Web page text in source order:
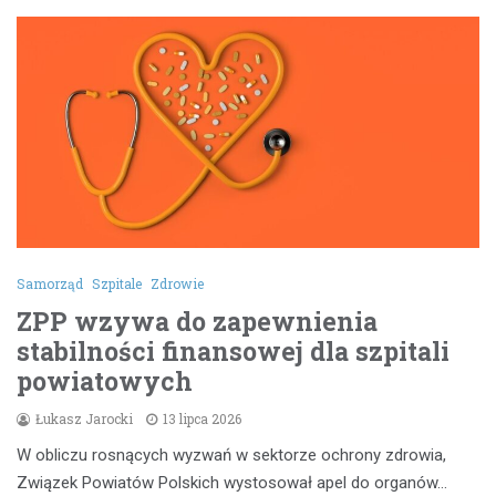
Samorząd Szpitale Zdrowie
ZPP wzywa do zapewnienia
stabilności finansowej dla szpitali
powiatowych
Łukasz Jarocki 13 lipca 2026
W obliczu rosnących wyzwań w sektorze ochrony zdrowia,
Związek Powiatów Polskich wystosował apel do organów…